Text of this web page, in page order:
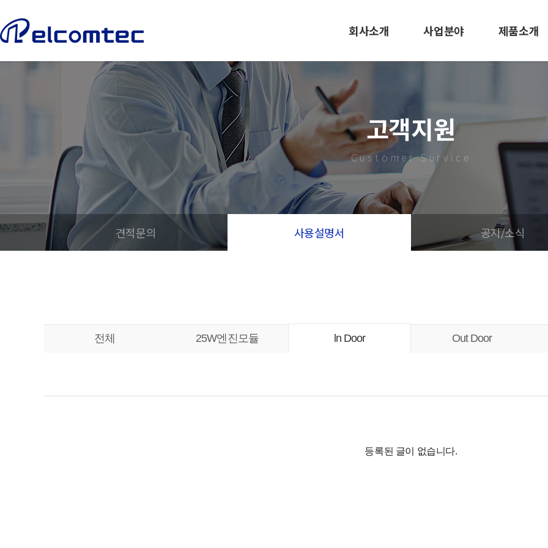
엘
컴
회사소개
CEO인사말
사훈 및 미션
회사연혁
조직도
특허 및 인증서
오시는길
사업분야
LED 조명
제품소개
바닥신호등
사출/금형
도로표지병
Customer Survice
고객지원
견적문의 사용설명서 공지/소식
전체 25W엔진모듈 ln Door Out Door
등록된 글이 없습니다.